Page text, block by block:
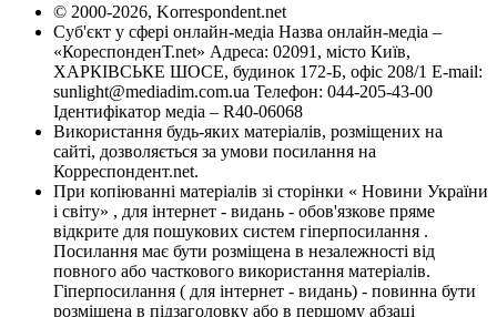
© 2000-2026, Korrespondent.net
Суб'єкт у сфері онлайн-медіа Назва онлайн-медіа –
«КореспонденТ.net» Адреса: 02091, місто Київ,
ХАРКІВСЬКЕ ШОСЕ, будинок 172-Б, офіс 208/1 E-mail:
sunlight@mediadim.com.ua Телефон: 044-205-43-00
Ідентифікатор медіа – R40-06068
Використання будь-яких матеріалів, розміщених на
сайті, дозволяється за умови посилання на
Корреспондент.net.
При копіюванні матеріалів зі сторінки « Новини України
і світу» , для інтернет - видань - обов'язкове пряме
відкрите для пошукових систем гіперпосилання .
Посилання має бути розміщена в незалежності від
повного або часткового використання матеріалів.
Гіперпосилання ( для інтернет - видань) - повинна бути
розміщена в підзаголовку або в першому абзаці